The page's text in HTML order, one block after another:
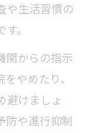
や生活習慣の
。
関からの指示
やめたり、
避けましょ
防や進行抑制